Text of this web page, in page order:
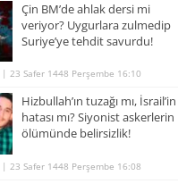
Çin BM’de ahlak dersi mi
veriyor? Uygurlara zulmedip
Suriye’ye tehdit savurdu!
23 Safer 1448 Perşembe 16:10
Hizbullah’ın tuzağı mı, İsrail’in
hatası mı? Siyonist askerlerin
ölümünde belirsizlik!
23 Safer 1448 Perşembe 16:08